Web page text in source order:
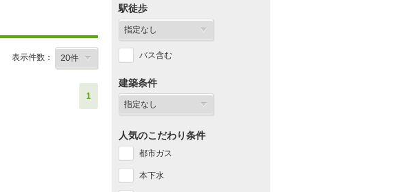
表示件数：
1
駅徒歩
バス含む
建築条件
人気のこだわり条件
都市ガス
本下水